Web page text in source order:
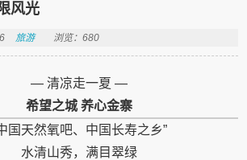
风光
旅游 浏览：680
— 清凉走一夏 —
希望之城 养心金寨
国 天然氧吧、 中国 长寿之乡”
水清山秀，满目翠绿